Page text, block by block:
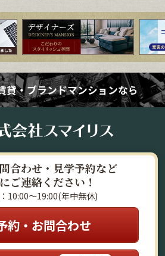
貸・ブランドマンションなら
合わせ・見学予約など
ご連絡ください！
10:00～19:00(年中無休)
約・お問合わせ